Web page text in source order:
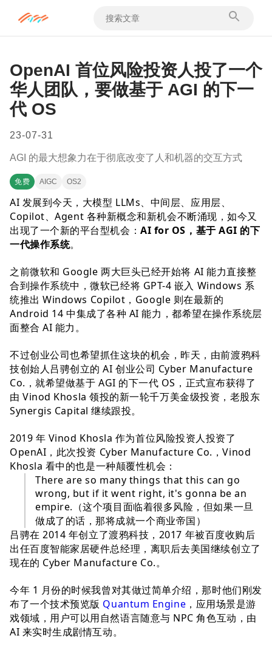
OpenAI 首位风险投资人投了一个
华人团队，要做基于 AGI 的下一
代 OS
23-07-31
AGI 的最大想象力在于彻底改变了人和机器的交互方式
免费 AIGC OS2
AI 发展到今天，大模型 LLMs、中间层、应用层、
Copilot、Agent 各种新概念和新机会不断涌现，如今又
出现了一个新的平台型机会：AI for OS，基于 AGI 的下
一代操作系统。
之前微软和 Google 两大巨头已经开始将 AI 能力直接整
合到操作系统中，微软已经将 GPT-4 嵌入 Windows 系
统推出 Windows Copilot，Google 则在最新的
Android 14 中集成了各种 AI 能力，都希望在操作系统层
面整合 AI 能力。
不过创业公司也希望抓住这块的机会，昨天，由前渡鸦科
技创始人吕骋创立的 AI 创业公司 Cyber Manufacture
Co.，就希望做基于 AGI 的下一代 OS，正式宣布获得了
由 Vinod Khosla 领投的新一轮千万美金级投资，老股东
Synergis Capital 继续跟投。
2019 年 Vinod Khosla 作为首位风险投资人投资了
OpenAI，此次投资 Cyber Manufacture Co.，Vinod
Khosla 看中的也是一种颠覆性机会：
There are so many things that this can go
wrong, but if it went right, it's gonna be an
empire.（这个项目面临着很多风险，但如果一旦
做成了的话，那将成就一个商业帝国）
吕骋在 2014 年创立了渡鸦科技，2017 年被百度收购后
出任百度智能家居硬件总经理，离职后去美国继续创立了
现在的 Cyber Manufacture Co.。
今年 1 月份的时候我曾对其做过简单介绍，那时他们刚发
布了一个技术预览版 Quantum Engine ，应用场景是游
戏领域，用户可以用自然语言随意与 NPC 角色互动，由
AI 来实时生成剧情互动。